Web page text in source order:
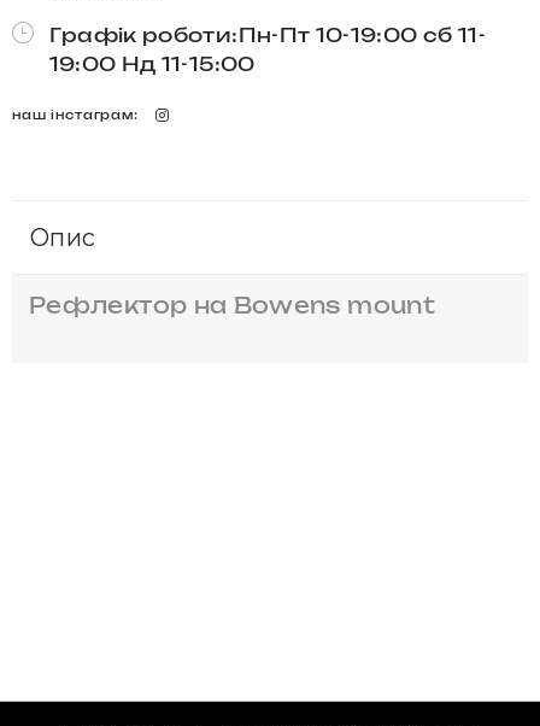
Графік роботи:Пн-Пт 10-19:00 сб 11-
19:00 Нд 11-15:00
наш інстаграм:
Опис
Рефлектор на Bowens mount